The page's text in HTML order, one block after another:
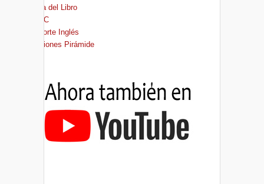
Casa del Libro
FNAC
El Corte Inglés
Ediciones Pirámide